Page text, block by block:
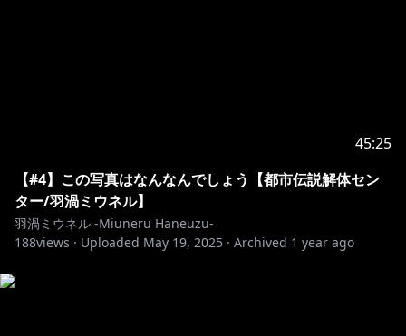
45:25
【#4】この写真はなんなんでしょう【都市伝説解体セン
ター/羽渦ミウネル】
羽渦ミウネル -Miuneru Haneuzu-
188views · Uploaded May 19, 2025 · Archived 1 year ago